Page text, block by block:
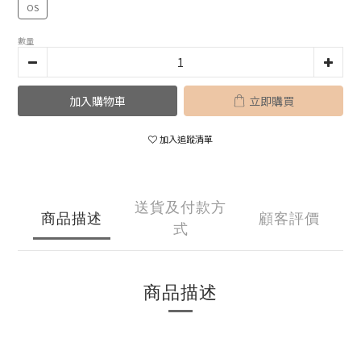
OS
數量
加入購物車 立即購買
加入追蹤清單
商品描述
送貨及付款方
式
顧客評價
商品描述